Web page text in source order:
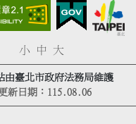
小 中 大
由臺北市政府法務局維護
新日期： 115.08.06